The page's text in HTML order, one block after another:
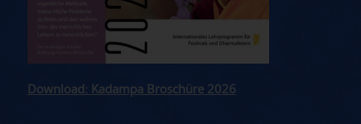
Download: Kadampa Broschüre 2026